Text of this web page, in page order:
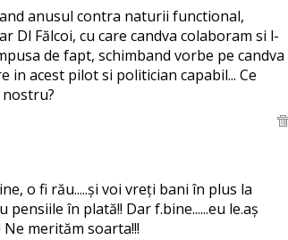
anusul contra naturii functional,
Dl Fălcoi, cu care candva colaboram si l-
de fapt, schimband vorbe pe candva
in acest pilot si politician capabil... Ce
o fi rău.....și voi vreți bani în plus la
în plată!! Dar f.bine......eu le.aș
Ne merităm soarta!!!